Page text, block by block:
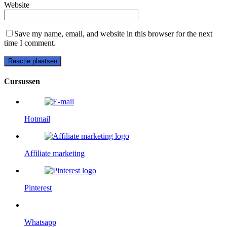
Website
Save my name, email, and website in this browser for the next
time I comment.
Cursussen
Hotmail
Affiliate marketing
Pinterest
Whatsapp